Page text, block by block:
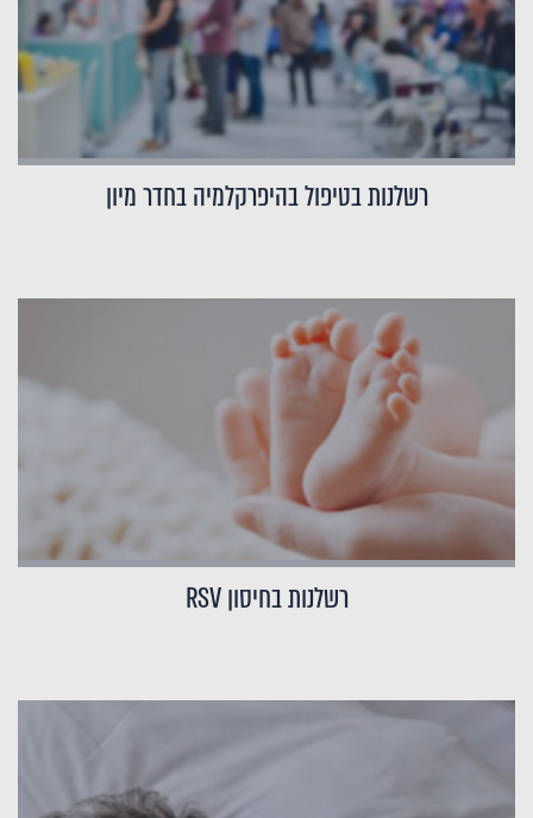
רשלנות בטיפול בהיפרקלמיה בחדר מיון
רשלנות בחיסון RSV